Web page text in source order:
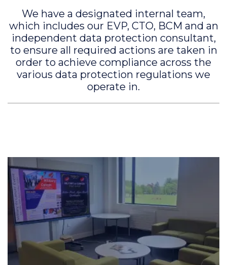
We have a designated internal team,
which includes our EVP, CTO, BCM and an
independent data protection consultant,
to ensure all required actions are taken in
order to achieve compliance across the
various data protection regulations we
operate in.